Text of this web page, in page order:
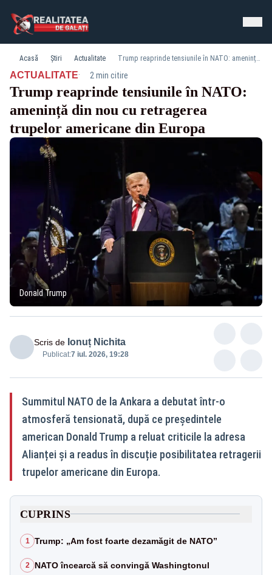
Acasă Știri Actualitate Trump reaprinde tensiunile în NATO: amenință din nou cu retragerea trupelor americane din Europa
ACTUALITATE· 2 min citire
Trump reaprinde tensiunile în NATO:
amenință din nou cu retragerea
trupelor americane din Europa
Donald Trump
Scris de Ionuț Nichita
Publicat:7 iul. 2026, 19:28
Summitul NATO de la Ankara a debutat într-o
atmosferă tensionată, după ce președintele
american Donald Trump a reluat criticile la adresa
Alianței și a readus în discuție posibilitatea retragerii
trupelor americane din Europa.
CUPRINS
1 Trump: „Am fost foarte dezamăgit de NATO”
2 NATO încearcă să convingă Washingtonul